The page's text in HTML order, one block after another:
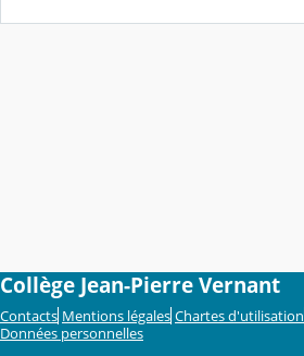
Collège Jean-Pierre Vernant
Contacts Mentions légales Chartes d'utilisation
Données personnelles